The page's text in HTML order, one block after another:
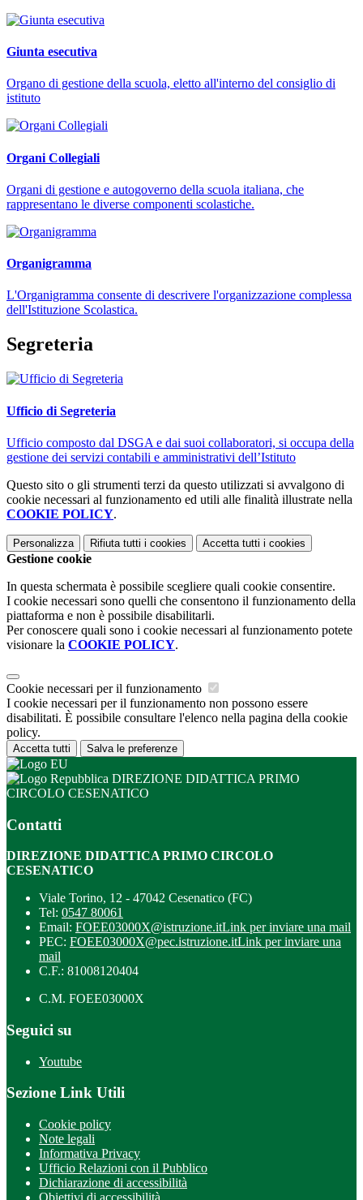
Giunta esecutiva
Organo di gestione della scuola, eletto all'interno del consiglio di
istituto
Organi Collegiali
Organi di gestione e autogoverno della scuola italiana, che
rappresentano le diverse componenti scolastiche.
Organigramma
L'Organigramma consente di descrivere l'organizzazione complessa
dell'Istituzione Scolastica.
Segreteria
Ufficio di Segreteria
Ufficio composto dal DSGA e dai suoi collaboratori, si occupa della
gestione dei servizi contabili e amministrativi dell’Istituto
Questo sito o gli strumenti terzi da questo utilizzati si avvalgono di
cookie necessari al funzionamento ed utili alle finalità illustrate nella
COOKIE POLICY.
Personalizza Rifiuta tutti i cookies Accetta tutti i cookies
Gestione cookie
In questa schermata è possibile scegliere quali cookie consentire.
I cookie necessari sono quelli che consentono il funzionamento della
piattaforma e non è possibile disabilitarli.
Per conoscere quali sono i cookie necessari al funzionamento potete
visionare la COOKIE POLICY.
Cookie necessari per il funzionamento
I cookie necessari per il funzionamento non possono essere
disabilitati. È possibile consultare l'elenco nella pagina della cookie
policy.
Accetta tutti Salva le preferenze
DIREZIONE DIDATTICA PRIMO
CIRCOLO CESENATICO
Contatti
DIREZIONE DIDATTICA PRIMO CIRCOLO
CESENATICO
Viale Torino, 12 - 47042 Cesenatico (FC)
Tel: 0547 80061
Email: FOEE03000X@istruzione.itLink per inviare una mail
PEC: FOEE03000X@pec.istruzione.itLink per inviare una
mail
C.F.: 81008120404
C.M. FOEE03000X
Seguici su
Youtube
Sezione Link Utili
Cookie policy
Note legali
Informativa Privacy
Ufficio Relazioni con il Pubblico
Dichiarazione di accessibilità